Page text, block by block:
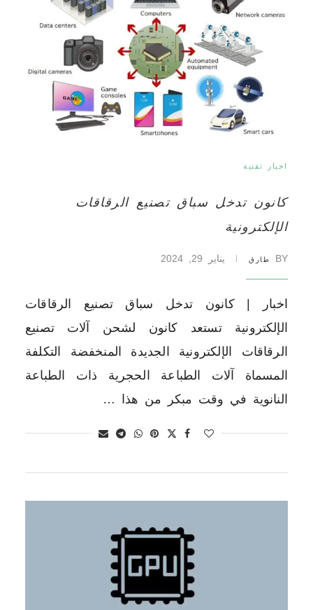
اخبار تقنية
كانون تدخل سباق تصنيع الرقاقات
الإلكترونية
BY طارق يناير 29, 2024
اخبار | كانون تدخل سباق تصنيع الرقاقات
الإلكترونية تستعد كانون لشحن آلات تصنيع
الرقاقات الإلكترونية الجديدة المنخفضة التكلفة
المسماة آلات الطباعة الحجرية ذات الطباعة
النانوية في وقت مبكر من هذا …